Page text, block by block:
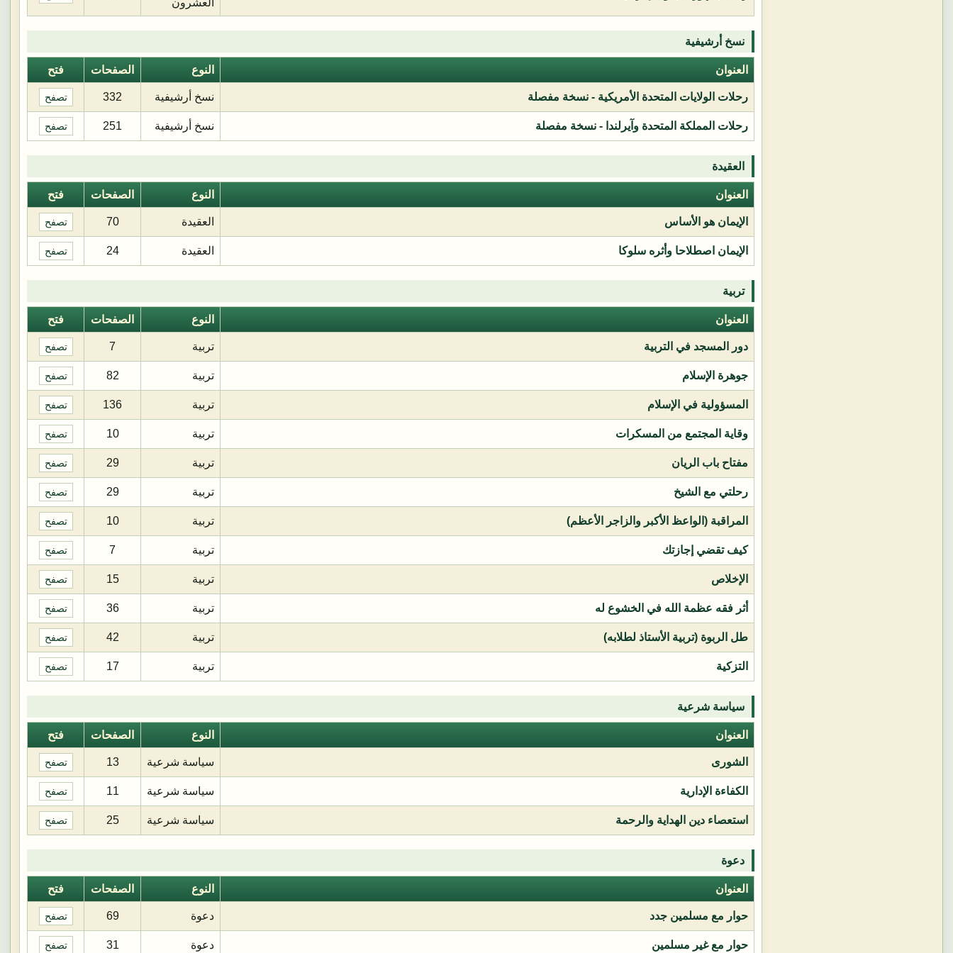
نسخ أرشيفية
العنوان النوع الصفحات فتح
رحلات الولايات المتحدة الأمريكية - نسخة مفصلة نسخ أرشيفية 332 تصفح
رحلات المملكة المتحدة وآيرلندا - نسخة مفصلة نسخ أرشيفية 251 تصفح
العقيدة
العنوان النوع الصفحات فتح
الإيمان هو الأساس العقيدة 70 تصفح
الإيمان اصطلاحا وأثره سلوكا العقيدة 24 تصفح
تربية
العنوان النوع الصفحات فتح
دور المسجد في التربية تربية 7 تصفح
جوهرة الإسلام تربية 82 تصفح
المسؤولية في الإسلام تربية 136 تصفح
وقاية المجتمع من المسكرات تربية 10 تصفح
مفتاح باب الريان تربية 29 تصفح
رحلتي مع الشيخ تربية 29 تصفح
المراقبة (الواعظ الأكبر والزاجر الأعظم) تربية 10 تصفح
كيف تقضي إجازتك تربية 7 تصفح
الإخلاص تربية 15 تصفح
أثر فقه عظمة الله في الخشوع له تربية 36 تصفح
طل الربوة (تربية الأستاذ لطلابه) تربية 42 تصفح
التزكية تربية 17 تصفح
سياسة شرعية
العنوان النوع الصفحات فتح
الشورى سياسة شرعية 13 تصفح
الكفاءة الإدارية سياسة شرعية 11 تصفح
استعصاء دين الهداية والرحمة سياسة شرعية 25 تصفح
دعوة
العنوان النوع الصفحات فتح
حوار مع مسلمين جدد دعوة 69 تصفح
حوار مع غير مسلمين دعوة 31 تصفح